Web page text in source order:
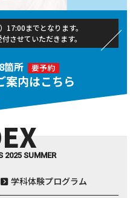
17:00までとなります。
させていただきます。
箇所 要予約
案内はこちら
2025 SUMMER
学科体験プログラム